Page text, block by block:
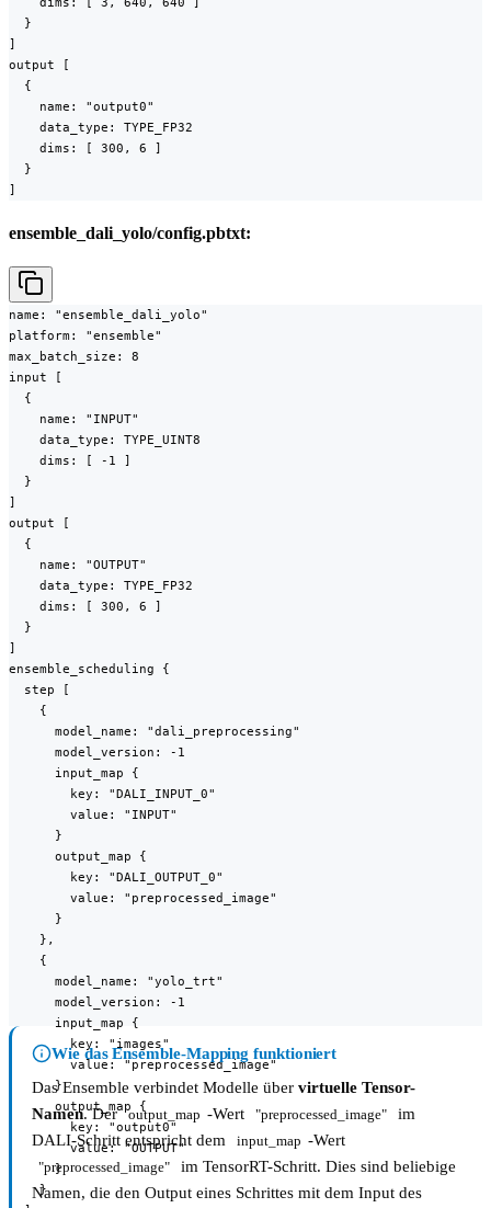
  }
]
output [
  {
    name: "output0"
    data_type: TYPE_FP32
    dims: [ 300, 6 ]
  }
]
ensemble_dali_yolo/config.pbtxt:
name: "ensemble_dali_yolo"
platform: "ensemble"
max_batch_size: 8
input [
  {
    name: "INPUT"
    data_type: TYPE_UINT8
    dims: [ -1 ]
  }
]
output [
  {
    name: "OUTPUT"
    data_type: TYPE_FP32
    dims: [ 300, 6 ]
  }
]
ensemble_scheduling {
  step [
    {
      model_name: "dali_preprocessing"
      model_version: -1
      input_map {
        key: "DALI_INPUT_0"
        value: "INPUT"
      }
      output_map {
        key: "DALI_OUTPUT_0"
        value: "preprocessed_image"
      }
    },
    {
      model_name: "yolo_trt"
      model_version: -1
      input_map {
        key: "images"
        value: "preprocessed_image"
      }
      output_map {
        key: "output0"
        value: "OUTPUT"
      }
    }
Wie das Ensemble-Mapping funktioniert
Das Ensemble verbindet Modelle über virtuelle Tensor-
Namen. Der output_map -Wert "preprocessed_image"
im
DALI-Schritt entspricht dem
input_map -Wert
"preprocessed_image"
im TensorRT-Schritt. Dies sind beliebige
Namen, die den Output eines Schrittes mit dem Input des